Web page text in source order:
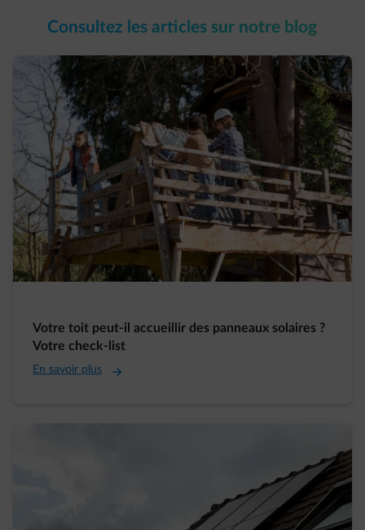
Consultez lesarticles sur notre blog
Votre toit peut-il accueillir des panneaux solaires ?
Votre check-list
En savoir plus